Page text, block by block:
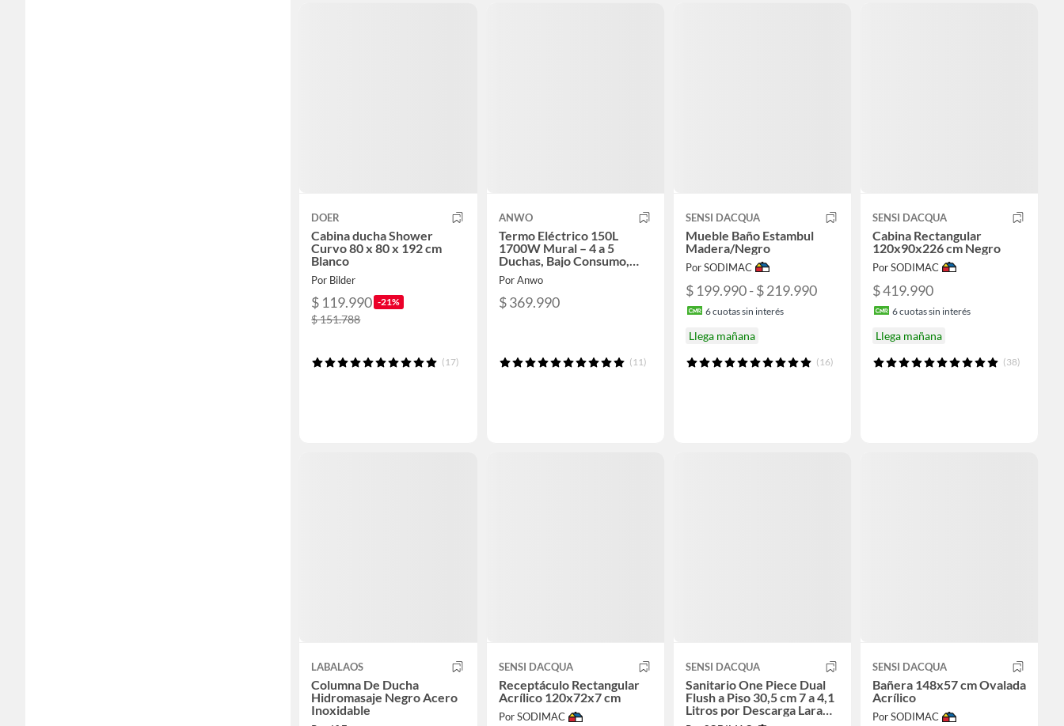
DOER
Cabina ducha Shower
Curvo 80 x 80 x 192 cm
Blanco
Por Bilder
$ 119.990 -21%
$ 151.788
(17)
ANWO
Termo Eléctrico 150L
1700W Mural – 4 a 5
Duchas, Bajo Consumo,
Anti Sarro
Por Anwo
$ 369.990
(11)
SENSI DACQUA
Mueble Baño Estambul
Madera/Negro
Por SODIMAC
$ 199.990 - $ 219.990
6cuotas sin interés
Llega mañana
(16)
SENSI DACQUA
Cabina Rectangular
120x90x226 cm Negro
Por SODIMAC
$ 419.990
6cuotas sin interés
Llega mañana
(38)
LABALAOS
Columna De Ducha
Hidromasaje Negro Acero
Inoxidable
SENSI DACQUA
Receptáculo Rectangular
Acrílico 120x72x7 cm
Por SODIMAC
SENSI DACQUA
Sanitario One Piece Dual
Flush a Piso 30,5 cm 7 a 4,1
Litros por Descarga Lara
Blanco
SENSI DACQUA
Bañera 148x57 cm Ovalada
Acrílico
Por SODIMAC